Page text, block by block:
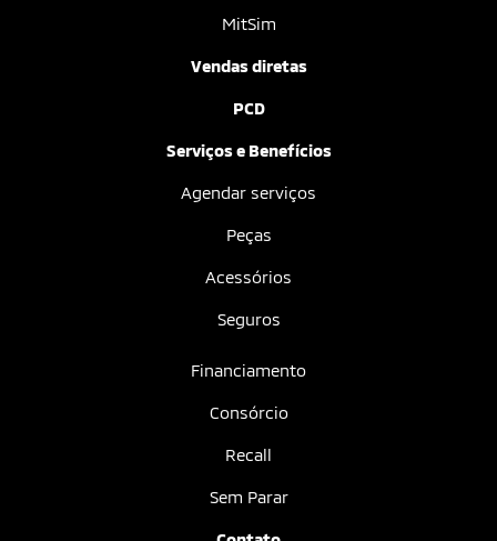
MitSim
Vendas diretas
PCD
Serviços e Benefícios
Agendar serviços
Peças
Acessórios
Seguros
Financiamento
Consórcio
Recall
Sem Parar